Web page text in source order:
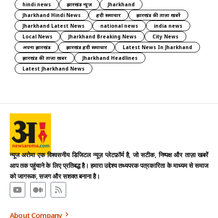
hindi news
झारखंड न्यूज़
Jharkhand
Jharkhand Hindi News
हिंदी समाचार
झारखंड की ताज़ा खबरें
Jharkhand Latest News
national news
india news
Local News
Jharkhand Breaking News
City News
अपना झारखंड
झारखंड हिंदी समाचार
Latest News In Jharkhand
झारखंड की ताज़ा ख़बर
Jharkhand Headlines
Latest Jharkhand News
न्यूज अरोमा एक विश्वसनीय डिजिटल न्यूज़ प्लेटफ़ॉर्म है, जो सटीक, निष्पक्ष और ताज़ा खबरें
आप तक पहुंचाने के लिए प्रतिबद्ध है। हमारा उद्देश्य तथ्यपरक पत्रकारिता के माध्यम से समाज
को जागरूक, सजग और सशक्त बनाना है।
About Company